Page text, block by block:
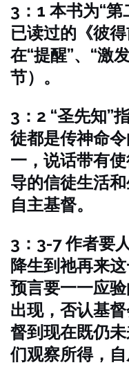
3：1 本书为“
已读过的《彼
在“提醒”、“激
节）。
3：2 “圣先知”
徒都是传神命
一，说话带有
导的信徒生活
自主基督。
3：3-7 作者要
降生到祂再来
预言要一一应
出现，否认基
督到现在既仍
们观察所得，